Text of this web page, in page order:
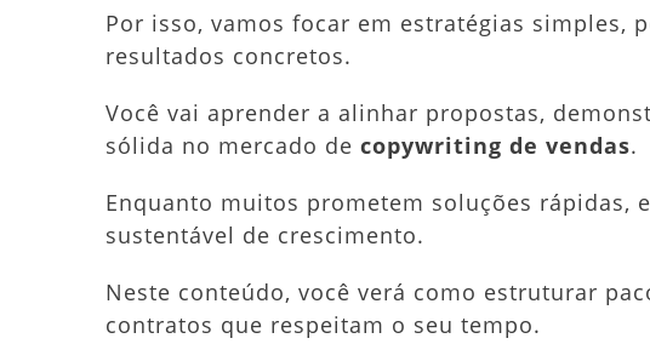
Por isso, vamos focar em estratégias simples,
resultados concretos.
Você vai aprender a alinhar propostas,
sólida no mercado de copywriting de vendas.
Enquanto muitos prometem soluções rápidas,
sustentável de crescimento.
Neste conteúdo, você verá como estruturar
contratos que respeitam o seu tempo.